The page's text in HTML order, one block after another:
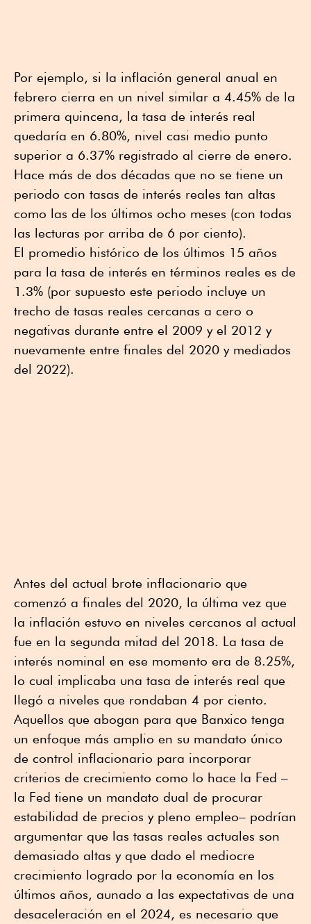
Por ejemplo, si la inflación general anual en
febrero cierra en un nivel similar a 4.45% de la
primera quincena, la tasa de interés real
quedaría en 6.80%, nivel casi medio punto
superior a 6.37% registrado al cierre de enero.
Hace más de dos décadas que no se tiene un
periodo con tasas de interés reales tan altas
como las de los últimos ocho meses (con todas
las lecturas por arriba de 6 por ciento).
El promedio histórico de los últimos 15 años
para la tasa de interés en términos reales es de
1.3% (por supuesto este periodo incluye un
trecho de tasas reales cercanas a cero o
negativas durante entre el 2009 y el 2012 y
nuevamente entre finales del 2020 y mediados
del 2022).
Antes del actual brote inflacionario que
comenzó a finales del 2020, la última vez que
la inflación estuvo en niveles cercanos al actual
fue en la segunda mitad del 2018. La tasa de
interés nominal en ese momento era de 8.25%,
lo cual implicaba una tasa de interés real que
llegó a niveles que rondaban 4 por ciento.
Aquellos que abogan para que Banxico tenga
un enfoque más amplio en su mandato único
de control inflacionario para incorporar
criterios de crecimiento como lo hace la Fed –
la Fed tiene un mandato dual de procurar
estabilidad de precios y pleno empleo– podrían
argumentar que las tasas reales actuales son
demasiado altas y que dado el mediocre
crecimiento logrado por la economía en los
últimos años, aunado a las expectativas de una
desaceleración en el 2024, es necesario que